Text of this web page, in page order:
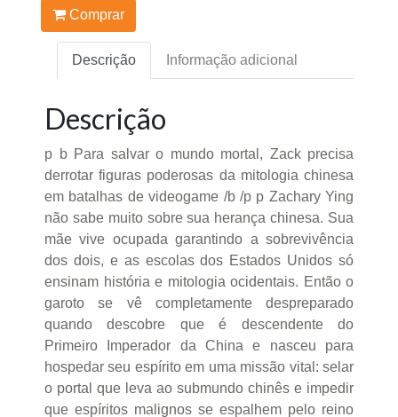
Comprar
Descrição Informação adicional
Descrição
p b Para salvar o mundo mortal, Zack precisa
derrotar figuras poderosas da mitologia chinesa
em batalhas de videogame /b /p p Zachary Ying
não sabe muito sobre sua herança chinesa. Sua
mãe vive ocupada garantindo a sobrevivência
dos dois, e as escolas dos Estados Unidos só
ensinam história e mitologia ocidentais. Então o
garoto se vê completamente despreparado
quando descobre que é descendente do
Primeiro Imperador da China e nasceu para
hospedar seu espírito em uma missão vital: selar
o portal que leva ao submundo chinês e impedir
que espíritos malignos se espalhem pelo reino